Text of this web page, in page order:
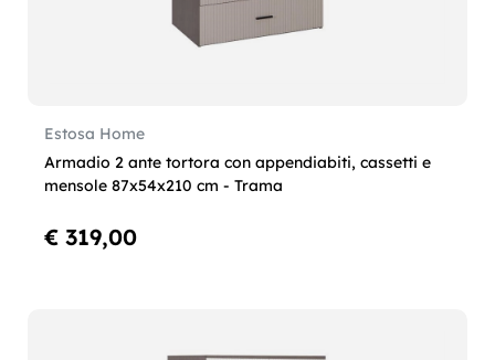
Estosa Home
Armadio 2 ante tortora con appendiabiti, cassetti e
mensole 87x54x210 cm - Trama
€ 319,00